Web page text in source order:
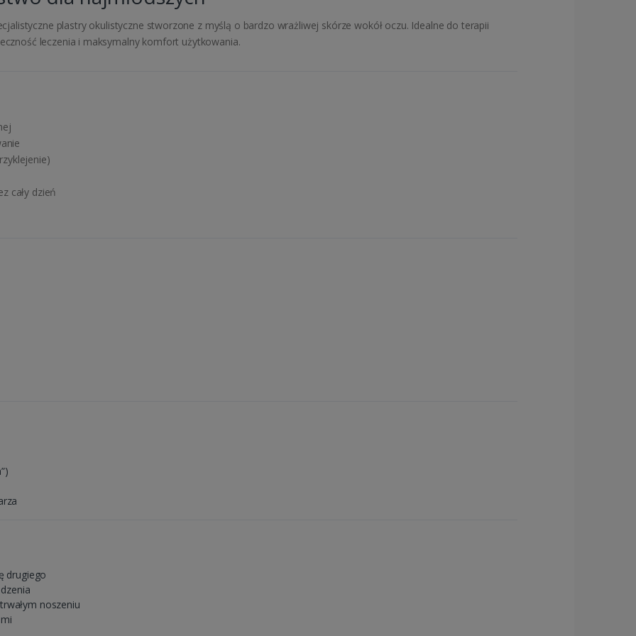
plastry okulistyczne stworzone z myślą o bardzo wrażliwej skórze wokół oczu. Idealne do terapii
leczenia i maksymalny komfort użytkowania.
cały dzień
drugiego
noszeniu